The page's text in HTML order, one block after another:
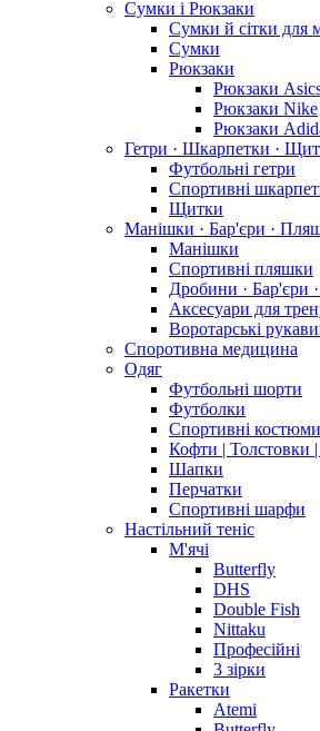
Сумки і Рюкзаки
Сумки й сітки для
Сумки
Рюкзаки
Рюкзаки
Рюкзаки Nike
Рюкзаки
Гетри · Шкарпетки ·
Футбольні гетри
Спортивні
Щитки
Манішки · Бар'єри ·
Манішки
Спортивні пляшки
Дробини · Бар'єри
Аксесуари для
Воротарські
Споротивна медицина
Одяг
Футбольні шорти
Футболки
Спортивні костюми
Кофти | Толстовки |
Шапки
Перчатки
Спортивні шарфи
Настільний теніс
М'ячі
Butterfly
DHS
Double Fish
Nittaku
Професійні
3 зірки
Ракетки
Atemi